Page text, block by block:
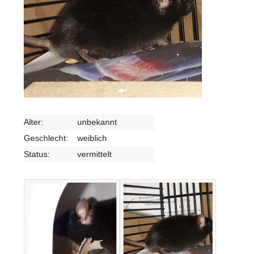
Alter:
unbekannt
Geschlecht:
weiblich
Status:
vermittelt